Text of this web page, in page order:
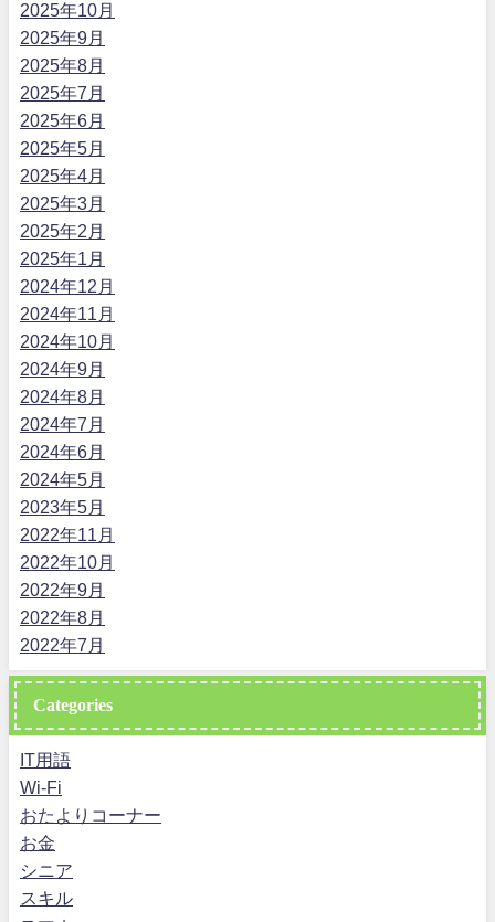
2025年10月
2025年9月
2025年8月
2025年7月
2025年6月
2025年5月
2025年4月
2025年3月
2025年2月
2025年1月
2024年12月
2024年11月
2024年10月
2024年9月
2024年8月
2024年7月
2024年6月
2024年5月
2023年5月
2022年11月
2022年10月
2022年9月
2022年8月
2022年7月
Categories
IT用語
Wi-Fi
おたよりコーナー
お金
シニア
スキル